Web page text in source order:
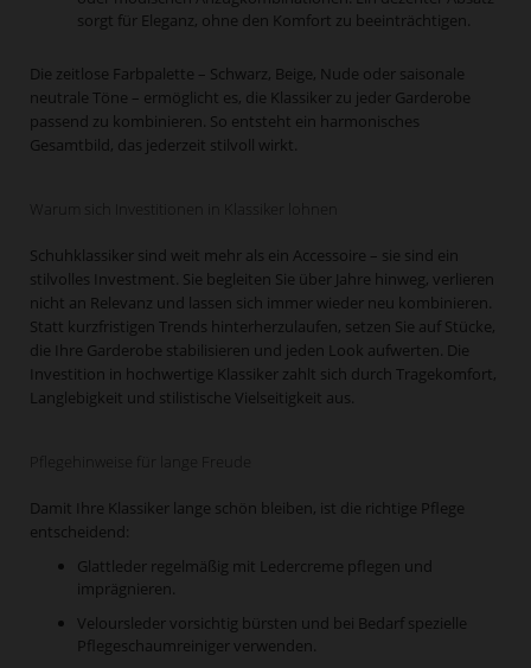
sorgt für Eleganz, ohne den Komfort zu beeinträchtigen.
Die zeitlose Farbpalette – Schwarz, Beige, Nude oder saisonale
neutrale Töne – ermöglicht es, die Klassiker zu jeder Garderobe
passend zu kombinieren. So entsteht ein harmonisches
Gesamtbild, das jederzeit stilvoll wirkt.
Warum sich Investitionen in Klassiker lohnen
Schuhklassiker sind weit mehr als ein Accessoire – sie sind ein
stilvolles Investment. Sie begleiten Sie über Jahre hinweg, verlieren
nicht an Relevanz und lassen sich immer wieder neu kombinieren.
Statt kurzfristigen Trends hinterherzulaufen, setzen Sie auf Stücke,
die Ihre Garderobe stabilisieren und jeden Look aufwerten. Die
Investition in hochwertige Klassiker zahlt sich durch Tragekomfort,
Langlebigkeit und stilistische Vielseitigkeit aus.
Pflegehinweise für lange Freude
Damit Ihre Klassiker lange schön bleiben, ist die richtige Pflege
entscheidend:
Glattleder regelmäßig mit Ledercreme pflegen und
imprägnieren.
Veloursleder vorsichtig bürsten und bei Bedarf spezielle
Pflegeschaumreiniger verwenden.